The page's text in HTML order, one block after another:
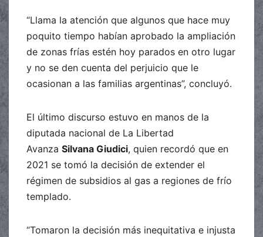
“Llama la atención que algunos que hace muy
poquito tiempo habían aprobado la ampliación
de zonas frías estén hoy parados en otro lugar
y no se den cuenta del perjuicio que le
ocasionan a las familias argentinas”, concluyó.
El último discurso estuvo en manos de la
diputada nacional de La Libertad
Avanza Silvana Giudici, quien recordó que en
2021 se tomó la decisión de extender el
régimen de subsidios al gas a regiones de frío
templado.
“Tomaron la decisión más inequitativa e injusta